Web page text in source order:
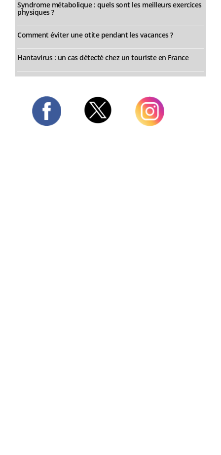
Syndrome métabolique : quels sont les meilleurs exercices
physiques ?
Comment éviter une otite pendant les vacances ?
Hantavirus : un cas détecté chez un touriste en France